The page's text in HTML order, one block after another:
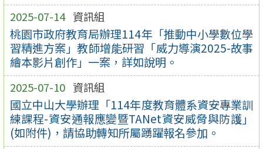
2025-07-14 資訊組
桃園市政府教育局辦理114年「推動中小學數位學
習精進方案」教師增能研習「威力導演2025-故事
繪本影片創作」一案，詳如說明。
2025-07-10 資訊組
國立中山大學辦理「114年度教育體系資安專業訓
練課程-資安通報應變暨TANet資安威脅與防護」
(如附件)，請協助轉知所屬踴躍報名參加。